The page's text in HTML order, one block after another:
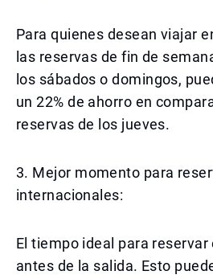
Para quienes desean viajar
las reservas de fin de
los sábados o domingos,
un 22% de ahorro en
reservas de los jueves.
3. Mejor momento para
internacionales:
El tiempo ideal para
antes de la salida. Esto